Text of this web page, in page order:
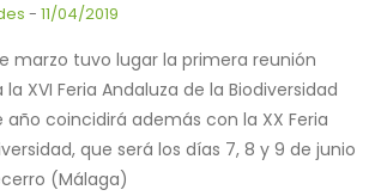
- 11/04/2019
marzo tuvo lugar la primera reunión
XVI Feria Andaluza de la Biodiversidad
coincidirá además con la XX Feria
que será los días 7, 8 y 9 de junio
(Málaga)